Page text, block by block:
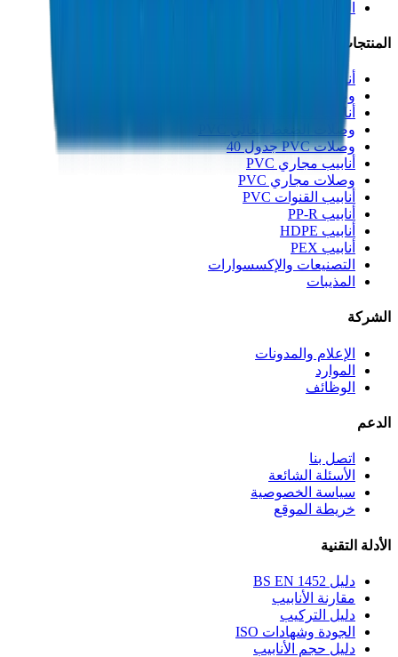
الجودة والشهادات
المنتجات
أنابيب الصرف UPVC
وصلات الصرف UPVC
أنابيب الضغط العالي PVC
وصلات الضغط العالي PVC
وصلات PVC جدول 40
أنابيب مجاري PVC
وصلات مجاري PVC
أنابيب القنوات PVC
أنابيب PP-R
أنابيب HDPE
أنابيب PEX
التصنيعات والإكسسوارات
المذيبات
الشركة
الإعلام والمدونات
الموارد
الوظائف
الدعم
اتصل بنا
الأسئلة الشائعة
سياسة الخصوصية
خريطة الموقع
الأدلة التقنية
دليل BS EN 1452
مقارنة الأنابيب
دليل التركيب
الجودة وشهادات ISO
دليل حجم الأنابيب